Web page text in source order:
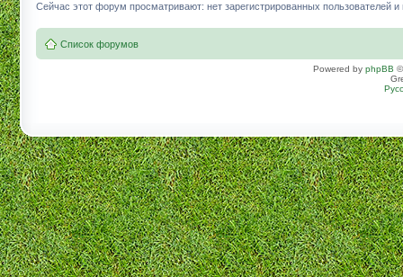
Сейчас этот форум просматривают: нет зарегистрированных пользователей и
Список форумов
Powered by phpBB